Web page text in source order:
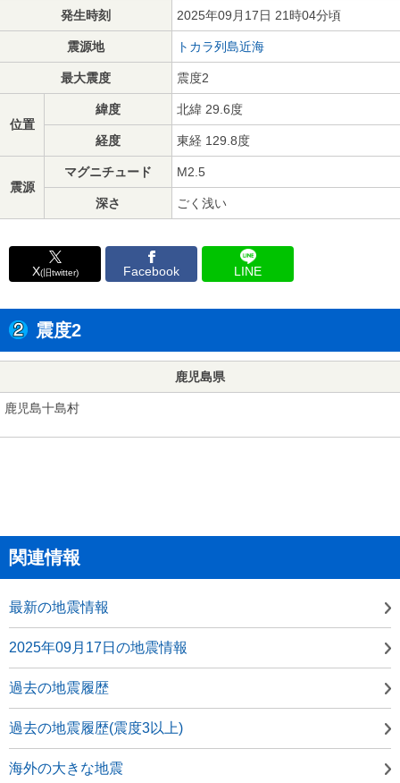
発生時刻 2025年09月17日 21時04分頃
震源地 トカラ列島近海
最大震度 震度2
位置
緯度 北緯 29.6度
経度 東経 129.8度
震源
マグニチュード M2.5
深さ ごく浅い
X(旧twitter) Facebook LINE
震度2
鹿児島県
鹿児島十島村
関連情報
最新の地震情報
2025年09月17日の地震情報
過去の地震履歴
過去の地震履歴(震度3以上)
海外の大きな地震